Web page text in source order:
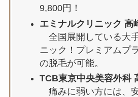
9,800円！
エミナルクリニック 高
全国展開している大
ニック！プレミアムプ
の脱毛が可能。
TCB東京中央美容外科
痛みに弱い方には、